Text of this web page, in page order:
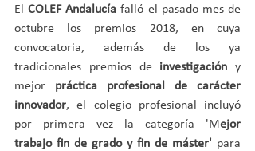
El COLEF Andalucía falló el pasado mes de
octubre los premios 2018, en cuya
convocatoria, además de los ya
tradicionales premios de investigación y
mejor práctica profesional de carácter
innovador, el colegio profesional incluyó
por primera vez la categoría 'Mejor
trabajo fin de grado y fin de máster' para